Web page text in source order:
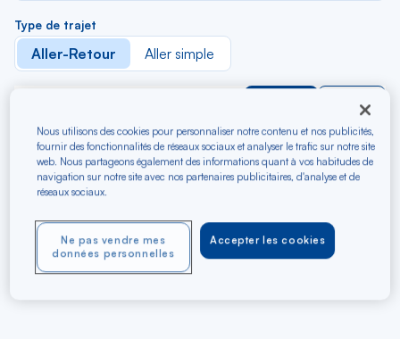
Type de trajet
Aller-Retour Aller simple
Vider
Essayez de mettre à jour votre itinéraire
offres
Nous utilisons des cookies pour personnaliser notre contenu et nos publicités,
fournir des fonctionnalités de réseaux sociaux et analyser le trafic sur notre site
web. Nous partageons également des informations quant à vos habitudes de
navigation sur notre site avec nos partenaires publicitaires, d'analyse et de
réseaux sociaux.
Accepter les cookies
Ne pas vendre mes
données personnelles